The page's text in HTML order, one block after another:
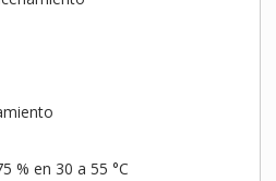
% en 30 a 55 °C